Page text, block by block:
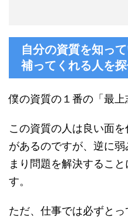
自分の資質を知っ
補ってくれる人を
僕の資質の１番の「最上
この資質の人は良い面
があるのですが、逆に
まり問題を解決するこ
す。
ただ、仕事では必ずと